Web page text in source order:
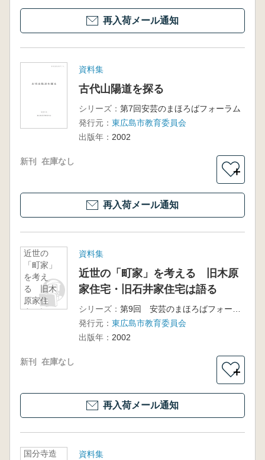
再入荷メール通知
資料集
古代山陽道を探る
シリーズ： 第7回安芸のまほろばフォーラム
発行元： 東広島市教育委員会
出版年： 2002
新刊 在庫なし
＋
再入荷メール通知
近世の
「町家」
を考え
る 旧木
原家住
宅・旧石
資料集
近世の「町家」を考える 旧木原
家住宅・旧石井家住宅は語る
シリーズ：
発行元： 東広島市教育委員会
出版年： 2002
新刊 在庫なし
＋
再入荷メール通知
国分寺造
資料集